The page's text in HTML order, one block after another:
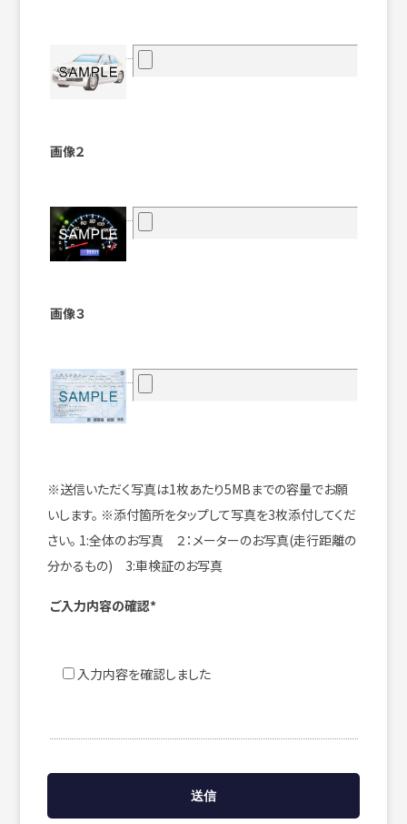
画像２
画像３
※送信いただく写真は1枚あたり5MBまでの容量でお願
いします。 ※添付箇所をタップして写真を3枚添付してくだ
さい。 1:全体のお写真 ２：メーターのお写真(走行距離の
分かるもの) 3:車検証のお写真
ご入力内容の確認*
入力内容を確認しました